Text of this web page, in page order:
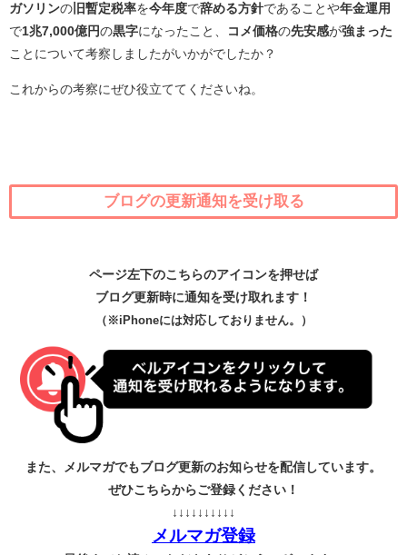
ガソリンの 旧暫定税率を今年度で辞める方針であることや年金運用
で1兆7,000億円の黒字になったこと、 コメ価格の先安感が強まった
ことについて考察しましたがいかがでしたか？
これからの考察にぜひ役立ててくださいね。
ブログの更新通知を受け取る
ページ左下のこちらのアイコンを押せば
ブログ更新時に通知を受け取れます！
（※iPhoneには対応しておりません。）
また、メルマガでもブログ更新のお知らせを配信しています。
ぜひこちらからご登録ください！
↓↓↓↓↓↓↓↓↓↓
メルマガ登録